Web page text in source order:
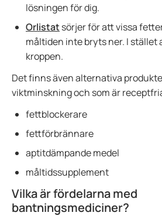
lösningen för dig.
Orlistat sörjer för att vissa
måltiden inte bryts ner. I stället
kroppen.
Det finns även alternativa
viktminskning och som är
fettblockerare
fettförbrännare
aptitdämpande medel
måltidssupplement
Vilka är fördelarna med
bantningsmediciner?